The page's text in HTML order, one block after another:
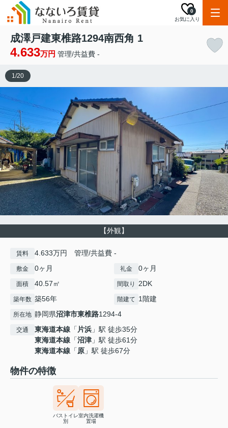
お気に入り
0
成澤戸建東椎路1294南西角 1
4.633万円 管理/共益費 -
【外観】
1/20
賃料 4.633万円 管理/共益費 -
敷金 0ヶ月 礼金 0ヶ月
面積 40.57㎡ 間取り 2DK
築年数 築56年 階建て 1階建
所在地 静岡県沼津市東椎路1294-4
交通 東海道本線 「片浜 」駅 徒歩35分
東海道本線 「沼津 」駅 徒歩61分
東海道本線 「原 」駅 徒歩67分
物件の特徴
バストイレ
別
室内洗濯機
置場